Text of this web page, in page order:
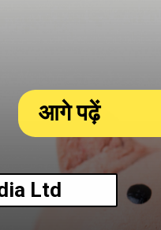
Ltd
आगे पढ़ें